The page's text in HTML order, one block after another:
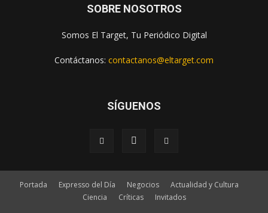
SOBRE NOSOTROS
Somos El Target, Tu Periódico Digital
Contáctanos: contactanos@eltarget.com
SÍGUENOS
Portada Expresso del Día Negocios
Actualidad y Cultura
Ciencia
Críticas Invitados